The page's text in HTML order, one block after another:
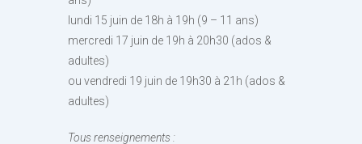
lundi 15 juin de 18h à 19h (9 – 11 ans)
mercredi 17 juin de 19h à 20h30 (ados &
adultes)
ou vendredi 19 juin de 19h30 à 21h (ados &
adultes)
Tous renseignements :